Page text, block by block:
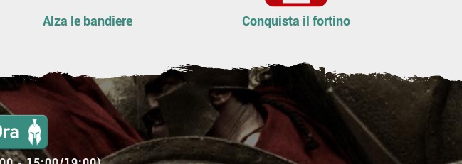
Alza le bandiere Conquista il fortino